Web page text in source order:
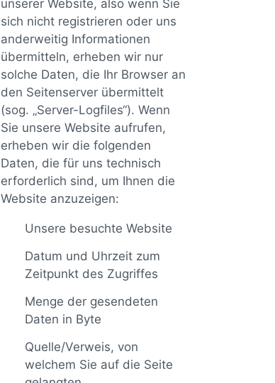
unserer Website, also wenn Sie
sich nicht registrieren oder uns
anderweitig Informationen
übermitteln, erheben wir nur
solche Daten, die Ihr Browser an
den Seitenserver übermittelt
(sog. „Server-Logfiles“). Wenn
Sie unsere Website aufrufen,
erheben wir die folgenden
Daten, die für uns technisch
erforderlich sind, um Ihnen die
Website anzuzeigen:
Unsere besuchte Website
Datum und Uhrzeit zum
Zeitpunkt des Zugriffes
Menge der gesendeten
Daten in Byte
Quelle/Verweis, von
welchem Sie auf die Seite